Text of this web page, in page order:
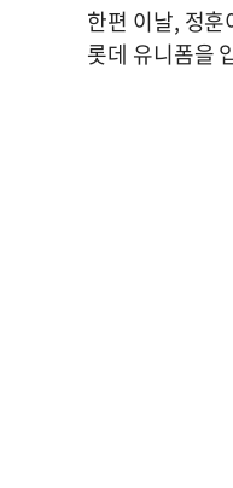
한편 이날, 정
롯데 유니폼을